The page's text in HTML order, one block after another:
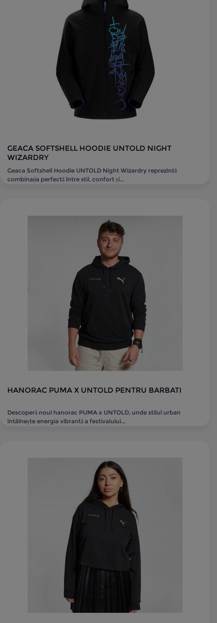
GEACA SOFTSHELL HOODIE UNTOLD NIGHT
WIZARDRY
Geaca Softshell Hoodie UNTOLD Night Wizardry reprezintă
combinația perfectă între stil, confort și...
HANORAC PUMA X UNTOLD PENTRU BARBATI
Descoperă noul hanorac PUMA x UNTOLD, unde stilul urban
întâlnește energia vibrantă a festivalului...